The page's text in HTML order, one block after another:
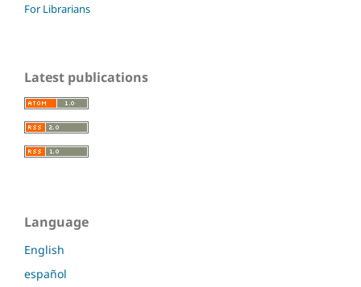
For Librarians
Latest publications
Language
English
español